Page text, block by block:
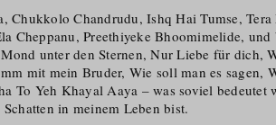
Chukkolo Chandrudu, Ishq Hai Tumse, Tera
Cheppanu, Preethiyeke Bhoomimelide, und
unter den Sternen, Nur Liebe für dich,
mit mein Bruder, Wie soll man es sagen,
To Yeh Khayal Aaya – was soviel bedeutet
in meinem Leben bist.